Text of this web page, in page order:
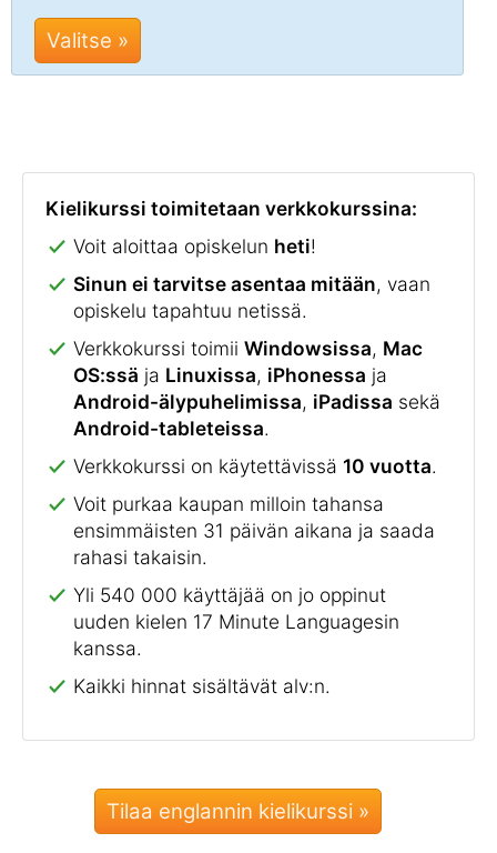
Valitse »
Kielikurssi toimitetaan verkkokurssina:
Voit aloittaa opiskelun heti!
Sinun ei tarvitse asentaa mitään, vaan
opiskelu tapahtuu netissä.
Verkkokurssi toimii Windowsissa, Mac
OS:ssä ja Linuxissa, iPhonessa ja
Android-älypuhelimissa, iPadissa sekä
Android-tableteissa.
Verkkokurssi on käytettävissä 10 vuotta.
Voit purkaa kaupan milloin tahansa
ensimmäisten 31 päivän aikana ja saada
rahasi takaisin.
Yli 540 000 käyttäjää on jo oppinut
uuden kielen 17 Minute Languagesin
kanssa.
Kaikki hinnat sisältävät alv:n.
Tilaa englannin kielikurssi »